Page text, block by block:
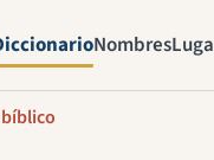
Nombres